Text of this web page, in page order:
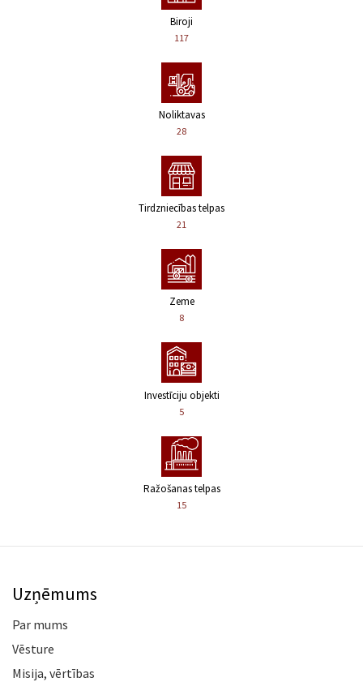
Biroji
117
Noliktavas
28
Tirdzniecības telpas
21
Zeme
8
Investīciju objekti
5
Ražošanas telpas
15
Uzņēmums
Par mums
Vēsture
Misija, vērtības